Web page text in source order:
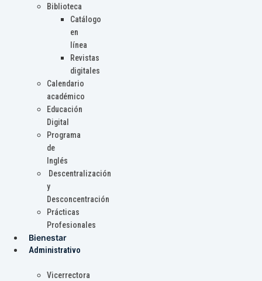
Biblioteca
Catálogo
en
línea
Revistas
digitales
Calendario
académico
Educación
Digital
Programa
de
Inglés
Descentralización
y
Desconcentración
Prácticas
Profesionales
Bienestar
Administrativo
Vicerrectora